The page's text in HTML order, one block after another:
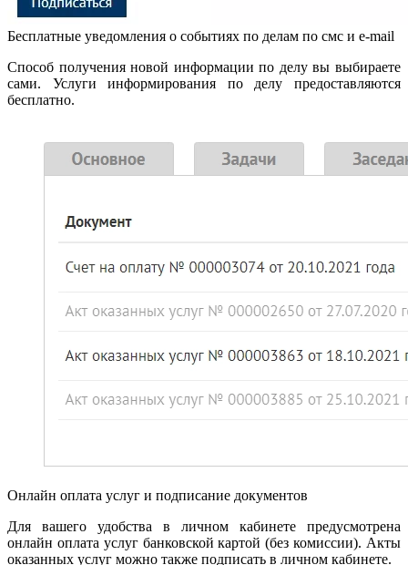
Бесплатные уведомления о событиях по делам по смс и e-mail
Способ получения новой информации по делу вы выбираете
сами. Услуги информирования по делу предоставляются
бесплатно.
Онлайн оплата услуг и подписание документов
Для вашего удобства в личном кабинете предусмотрена
онлайн оплата услуг банковской картой (без комиссии). Акты
оказанных услуг можно также подписать в личном кабинете.